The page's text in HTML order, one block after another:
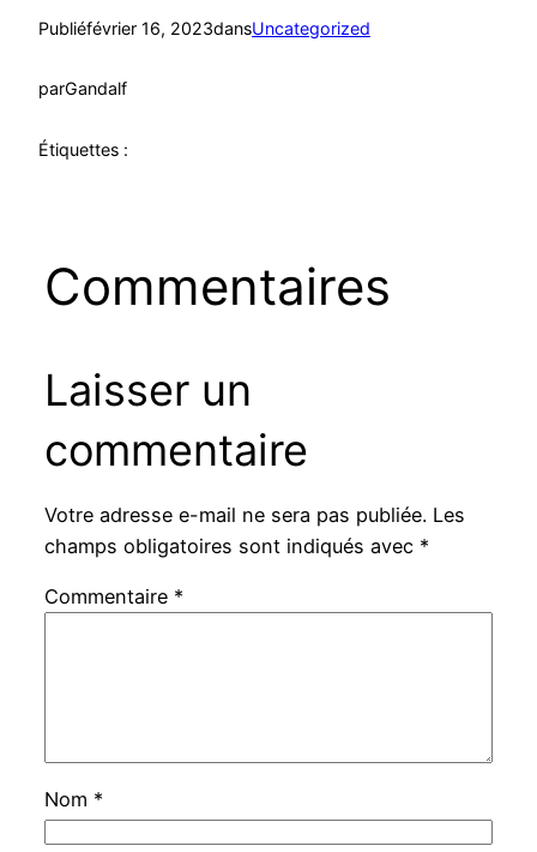
Publiéfévrier 16, 2023dansUncategorized
parGandalf
Étiquettes :
Commentaires
Laisser un
commentaire
Votre adresse e-mail ne sera pas publiée. Les
champs obligatoires sont indiqués avec *
Commentaire *
Nom *